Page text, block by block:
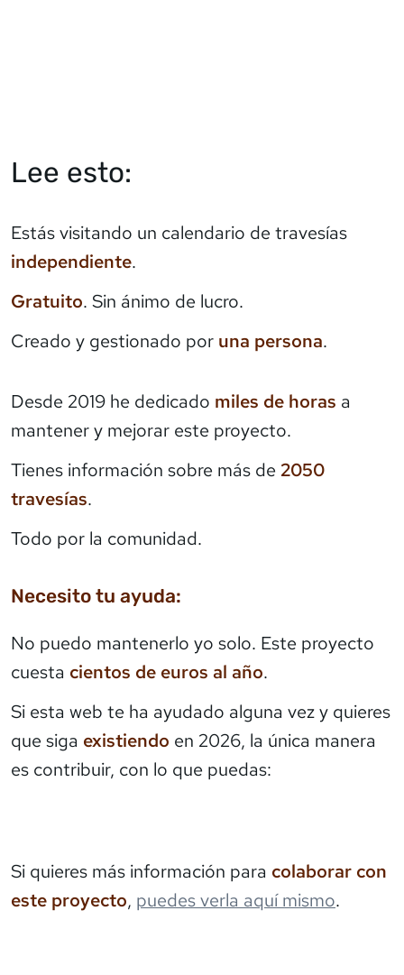
Lee esto:
Estás visitando un calendario de travesías
independiente.
Gratuito. Sin ánimo de lucro.
Creado y gestionado por una persona.
Desde 2019 he dedicado miles de horas a
mantener y mejorar este proyecto.
Tienes información sobre más de 2050
travesías.
Todo por la comunidad.
Necesito tu ayuda:
No puedo mantenerlo yo solo. Este proyecto
cuesta cientos de euros al año.
Si esta web te ha ayudado alguna vez y quieres
que siga existiendo en 2026, la única manera
es contribuir, con lo que puedas:
Si quieres más información para colaborar con
este proyecto, puedes verla aquí mismo.